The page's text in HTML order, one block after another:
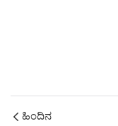
ಹಿಂದಿನ